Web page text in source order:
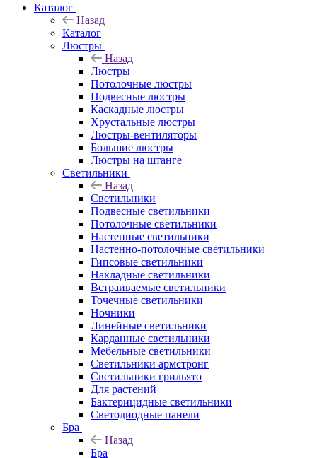
Каталог
Назад
Каталог
Люстры
Назад
Люстры
Потолочные люстры
Подвесные люстры
Каскадные люстры
Хрустальные люстры
Люстры-вентиляторы
Большие люстры
Люстры на штанге
Светильники
Назад
Светильники
Подвесные светильники
Потолочные светильники
Настенные светильники
Настенно-потолочные светильники
Гипсовые светильники
Накладные светильники
Встраиваемые светильники
Точечные светильники
Ночники
Линейные светильники
Карданные светильники
Мебельные светильники
Светильники армстронг
Светильники грильято
Для растений
Бактерицидные светильники
Светодиодные панели
Бра
Назад
Бра